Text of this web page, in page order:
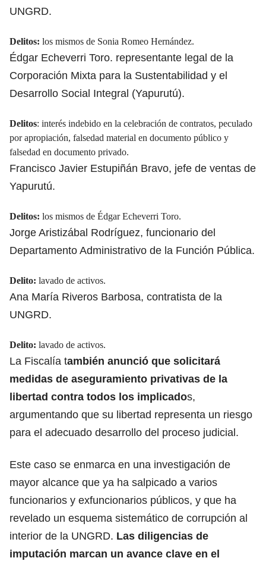
UNGRD.
Delitos: los mismos de Sonia Romeo Hernández.
Édgar Echeverri Toro. representante legal de la
Corporación Mixta para la Sustentabilidad y el
Desarrollo Social Integral (Yapurutú).
Delitos: interés indebido en la celebración de contratos, peculado
por apropiación, falsedad material en documento público y
falsedad en documento privado.
Francisco Javier Estupiñán Bravo, jefe de ventas de
Yapurutú.
Delitos: los mismos de Édgar Echeverri Toro.
Jorge Aristizábal Rodríguez, funcionario del
Departamento Administrativo de la Función Pública.
Delito: lavado de activos.
Ana María Riveros Barbosa, contratista de la
UNGRD.
Delito: lavado de activos.
La Fiscalía también anunció que solicitará
medidas de aseguramiento privativas de la
libertad contra todos los implicados,
argumentando que su libertad representa un riesgo
para el adecuado desarrollo del proceso judicial.
Este caso se enmarca en una investigación de
mayor alcance que ya ha salpicado a varios
funcionarios y exfuncionarios públicos, y que ha
revelado un esquema sistemático de corrupción al
interior de la UNGRD. Las diligencias de
imputación marcan un avance clave en el